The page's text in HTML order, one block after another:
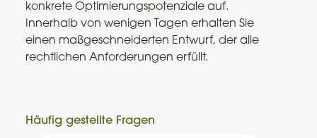
konkrete Optimierungspotenziale auf.
Innerhalb von wenigen Tagen erhalten Sie
einen maßgeschneiderten Entwurf, der alle
rechtlichen Anforderungen erfüllt.
Häufig gestellte Fragen